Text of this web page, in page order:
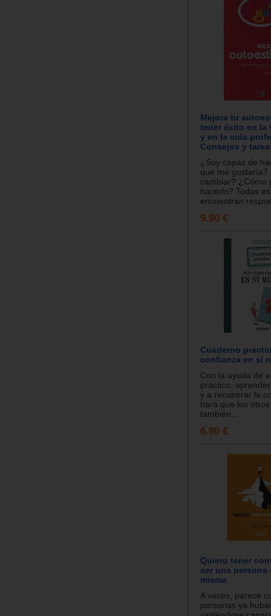
Mejora tu
tener éxito en la
y en la vida
Consejos y
¿Soy capaz de
que me gustaría?
cambiar? ¿Cómo
hacerlo? Todas
encuentran
9.90 €
Cuaderno
confianza en sí
Con la ayuda de
práctico,
y a recuperar la
hará que los
también...
6.90 €
Quiero tener
ser una persona
misma
A veces, parece
personas ya